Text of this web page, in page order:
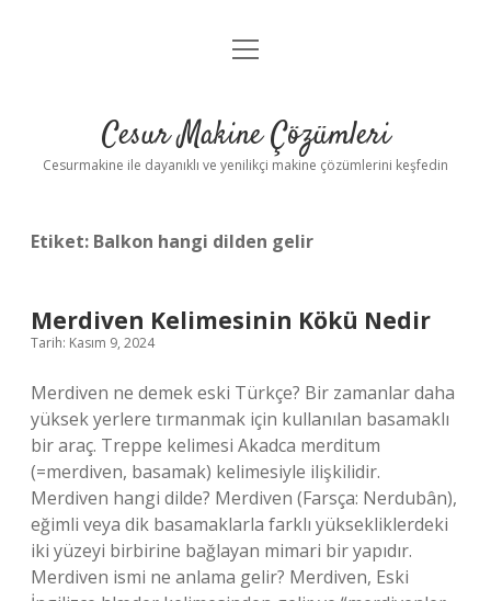
Anasayfa
Yasal Uyarı
menüyü
Cesur Makine Çözümleri
Cesurmakine ile dayanıklı ve yenilikçi makine çözümlerini keşfedin
Etiket: Balkon hangi dilden gelir
Merdiven Kelimesinin Kökü Nedir
Tarih: Kasım 9, 2024
Merdiven ne demek eski Türkçe? Bir zamanlar daha
yüksek yerlere tırmanmak için kullanılan basamaklı
bir araç. Treppe kelimesi Akadca merditum
(=merdiven, basamak) kelimesiyle ilişkilidir.
Merdiven hangi dilde? Merdiven (Farsça: Nerdubân),
eğimli veya dik basamaklarla farklı yüksekliklerdeki
iki yüzeyi birbirine bağlayan mimari bir yapıdır.
Merdiven ismi ne anlama gelir? Merdiven, Eski